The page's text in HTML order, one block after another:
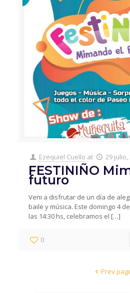
Ezequiel Cuello at 29 julio,
FESTINIÑO
futuro
Veni a disfrutar de un día de
baile y música. Este domingo 4
las 14:30 hs, celebramos el […]
0
Prev